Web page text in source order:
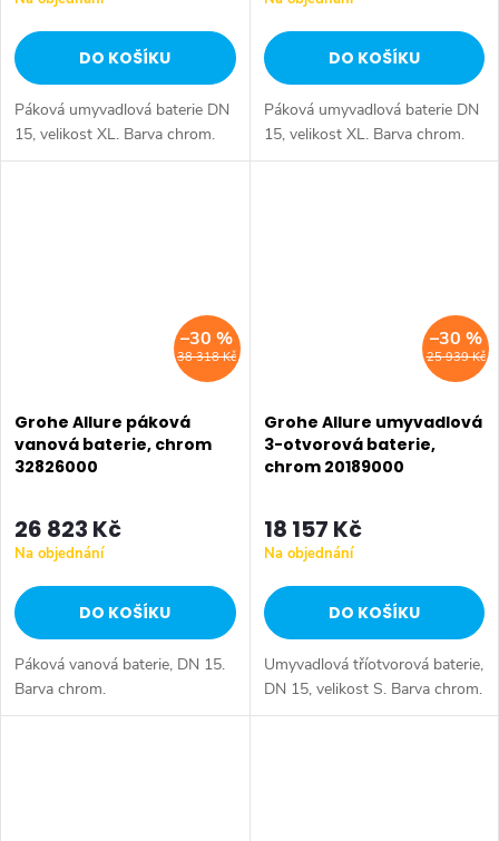
DO KOŠÍKU
Páková umyvadlová baterie DN
15, velikost XL. Barva chrom.
DO KOŠÍKU
Páková umyvadlová baterie DN
15, velikost XL. Barva chrom.
38 318 Kč
–30 %
Grohe Allure páková
vanová baterie, chrom
32826000
26 823 Kč
Na objednání
DO KOŠÍKU
Páková vanová baterie, DN 15.
Barva chrom.
25 939 Kč
–30 %
Grohe Allure umyvadlová
3-otvorová baterie,
chrom 20189000
18 157 Kč
Na objednání
DO KOŠÍKU
Umyvadlová tříotvorová baterie,
DN 15, velikost S. Barva chrom.